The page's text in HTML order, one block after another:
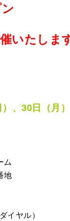
いたしま
、30日（月）
ム
地
イヤル）